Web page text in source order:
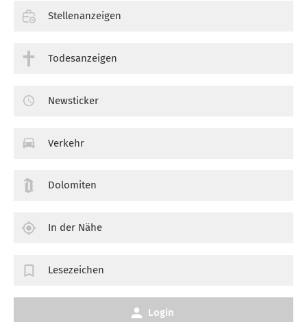
Stellenanzeigen
Todesanzeigen
Newsticker
Verkehr
Dolomiten
In der Nähe
Lesezeichen
Login